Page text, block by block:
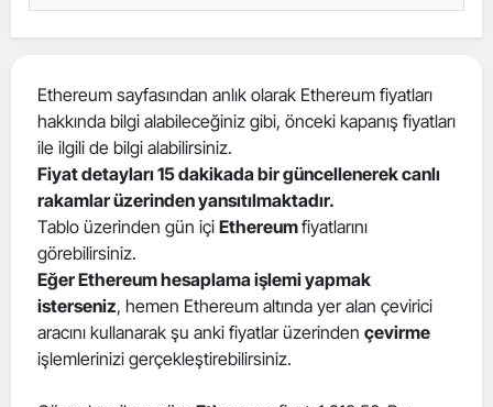
Ethereum sayfasından anlık olarak Ethereum fiyatları
hakkında bilgi alabileceğiniz gibi, önceki kapanış fiyatları
ile ilgili de bilgi alabilirsiniz.
Fiyat detayları 15 dakikada bir güncellenerek canlı
rakamlar üzerinden yansıtılmaktadır.
Tablo üzerinden gün içi Ethereumfiyatlarını
görebilirsiniz.
Eğer Ethereum hesaplama işlemi yapmak
isterseniz, hemen Ethereum altında yer alan çevirici
aracını kullanarak şu anki fiyatlar üzerinden çevirme
işlemlerinizi gerçekleştirebilirsiniz.